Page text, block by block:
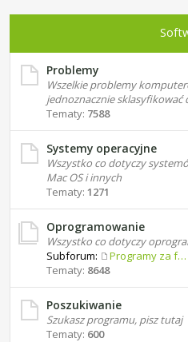
Problemy
Wszelkie problemy
jednoznacznie sklasyfikować
Tematy: 7588
Systemy operacyjne
Wszystko co dotyczy
Mac OS i innych
Tematy: 1271
Oprogramowanie
Wszystko co dotyczy
Subforum:
Programy za free
Tematy: 8648
Poszukiwanie
Szukasz programu, pisz tutaj
Tematy: 600